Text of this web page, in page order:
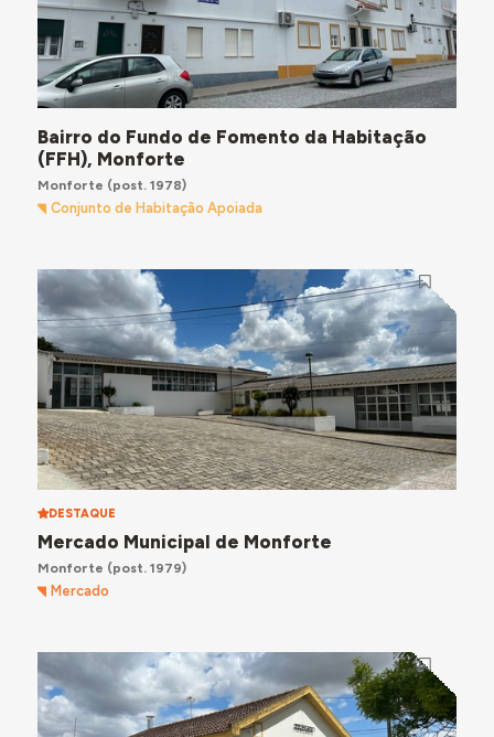
Bairro do Fundo de Fomento da Habitação
(FFH), Monforte
Monforte (post. 1978)
Conjunto de Habitação Apoiada
DESTAQUE
Mercado Municipal de Monforte
Monforte (post. 1979)
Mercado